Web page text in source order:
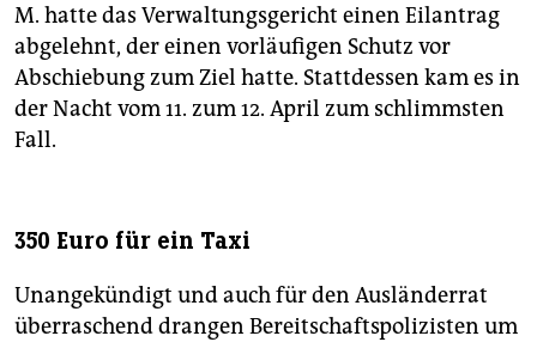
M. hatte das Verwaltungsgericht einen Eilantrag
abgelehnt, der einen vorläufigen Schutz vor
Abschiebung zum Ziel hatte. Stattdessen kam es in
der Nacht vom 11. zum 12. April zum schlimmsten
Fall.
350 Euro für ein Taxi
Unangekündigt und auch für den Ausländerrat
überraschend drangen Bereitschaftspolizisten um